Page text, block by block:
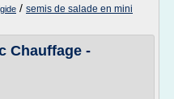
/ semis de salade en mini
Chauffage -